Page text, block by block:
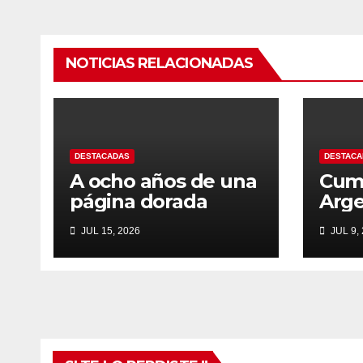
NOTICIAS RELACIONADAS
DESTACADAS
A ocho años de una
página dorada
JUL 15, 2026 JUL 9,